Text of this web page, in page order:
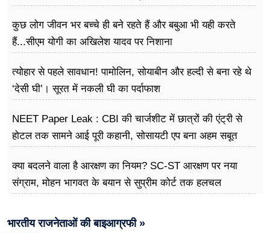
कुछ लोग जीवन भर बच्चे ही बने रहते हैं और बबुआ भी यही करते
हैं...सीएम योगी का अखिलेश यादव पर निशाना
त्योहार से पहले सावधान! पामोलिन, सोयाबीन और हल्दी से बना रहे थे
‘देसी घी’। सूरत में नकली घी का पर्दाफाश
NEET Paper Leak : CBI की चार्जशीट में छात्रों की एंट्री से
होटल तक सामने आई पूरी कहानी, सोसायटी एप बना अहम सबूत
क्या बदलने वाला है आरक्षण का नियम? SC-ST आरक्षण पर नया
संग्राम, मोहन भागवत के बयान से सुप्रीम कोर्ट तक हलचल
भारतीय राजनेताओं की बाइआग्रफी »